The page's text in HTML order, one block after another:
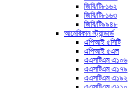
জিবি/টি৮১৬২
জিবি/টি৮১৬৩
জিবি/টি৯৯৪৮
আমেরিকান স্ট্যান্ডার্ড
এপিআই ৫সিটি
এপিআই ৫এল
এএসটিএম এ১০৬
এএসটিএম এ১৭৯
এএসটিএম এ১৯২